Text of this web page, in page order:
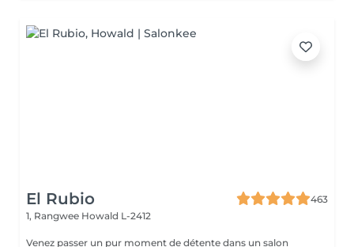
El Rubio
463
1, Rangwee Howald L-2412
Venez passer un pur moment de détente dans un salon